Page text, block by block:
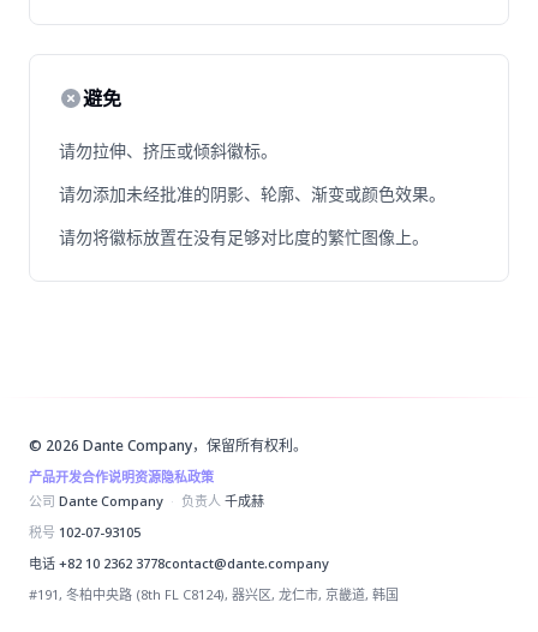
避免
请勿拉伸、挤压或倾斜徽标。
请勿添加未经批准的阴影、轮廓、渐变或颜色效果。
请勿将徽标放置在没有足够对比度的繁忙图像上。
© 2026 Dante Company，保留所有权利。
产品开发合作说明资源隐私政策
公司 Dante Company · 负责人 千成赫
税号 102-07-93105
电话 +82 10 2362 3778contact@dante.company
#191, 冬柏中央路 (8th FL C8124), 器兴区, 龙仁市, 京畿道, 韩国